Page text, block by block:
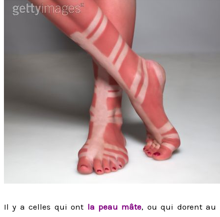
Il y a celles qui ont la peau mâte, ou qui dorent au